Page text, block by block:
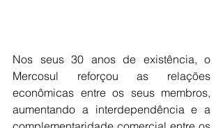
Nos seus 30 anos de existência, o
Mercosul reforçou as relações
econômicas entre os seus membros,
aumentando a interdependência e a